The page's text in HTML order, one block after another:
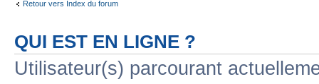
Retour vers Index du forum
QUI EST EN LIGNE ?
Utilisateur(s) parcourant